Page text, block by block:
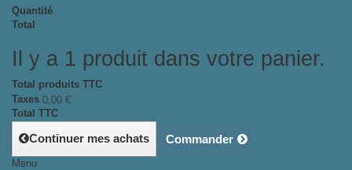
Quantité
Total
Il y a 1 produit dans votre panier.
Total produits TTC
Taxes 0,00 €
Total TTC
Continuer mes achats Commander
Menu